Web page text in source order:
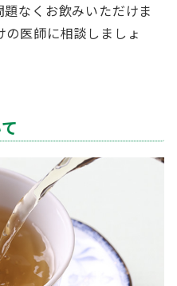
なくお飲みいただけま
医師に相談しましょ